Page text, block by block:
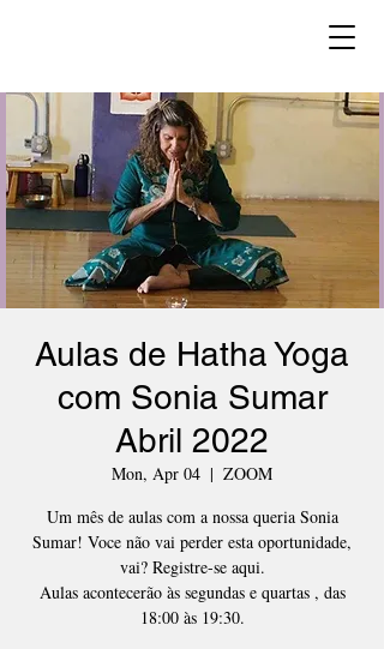
Aulas de Hatha Yoga
com Sonia Sumar
Abril 2022
Mon, Apr 04
  |
ZOOM
Um mês de aulas com a nossa queria Sonia
Sumar! Voce não vai perder esta oportunidade,
vai? Registre-se aqui.
Aulas acontecerão às segundas e quartas , das